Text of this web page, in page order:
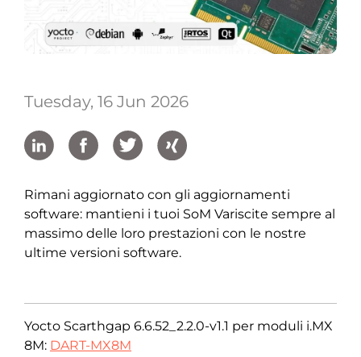
Tuesday, 16 Jun 2026
Rimani aggiornato con gli aggiornamenti
software: mantieni i tuoi SoM Variscite sempre al
massimo delle loro prestazioni con le nostre
ultime versioni software.
Yocto Scarthgap 6.6.52_2.2.0-v1.1 per moduli i.MX
8M: DART-MX8M